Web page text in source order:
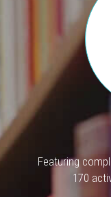
Featuring
170